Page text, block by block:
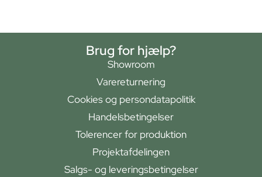
Brug for hjælp?
Showroom
Varereturnering
Cookies og persondatapolitik
Handelsbetingelser
Tolerencer for produktion
Projektafdelingen
Salgs- og leveringsbetingelser